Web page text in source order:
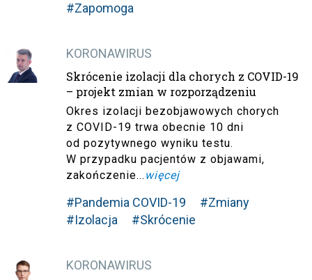
#Zapomoga
KORONAWIRUS
Skrócenie izolacji dla chorych z COVID-19
– projekt zmian w rozporządzeniu
Okres izolacji bezobjawowych chorych
z COVID-19 trwa obecnie 10 dni
od pozytywnego wyniku testu.
W przypadku pacjentów z objawami,
zakończenie... więcej
#Pandemia COVID-19
#Zmiany
#Izolacja
#Skrócenie
KORONAWIRUS